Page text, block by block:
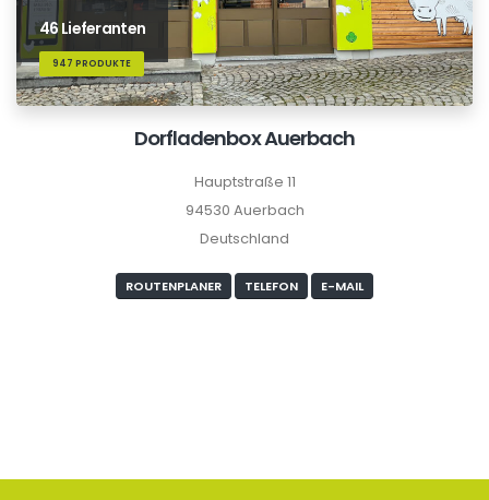
46 Lieferanten
947 PRODUKTE
Dorfladenbox Auerbach
Hauptstraße 11
94530 Auerbach
Deutschland
ROUTENPLANER TELEFON E-MAIL